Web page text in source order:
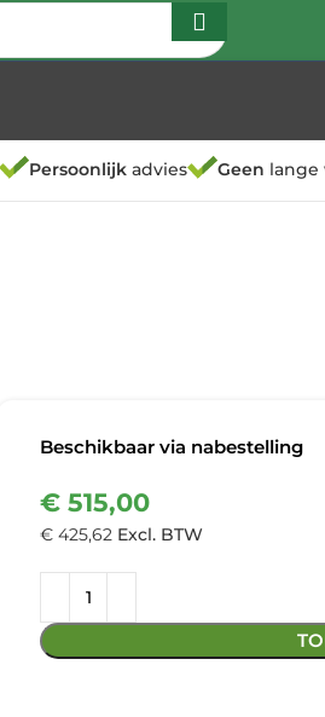
Persoonlijk advies Geen
Beschikbaar via nabestelling
€ 515,00
€ 425,62 Excl. BTW
Dringend? Bel ons.